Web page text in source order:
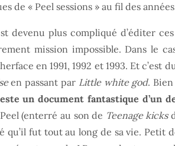
de « Peel sessions » au fil des
devenu plus compliqué d’éditer
mission impossible. Dans le
en 1991, 1992 et 1993. Et
en passant par Little white god.
un document fantastique d’un
(enterré au son de Teenage kicks
qu’il fut tout au long de sa vie. Petit